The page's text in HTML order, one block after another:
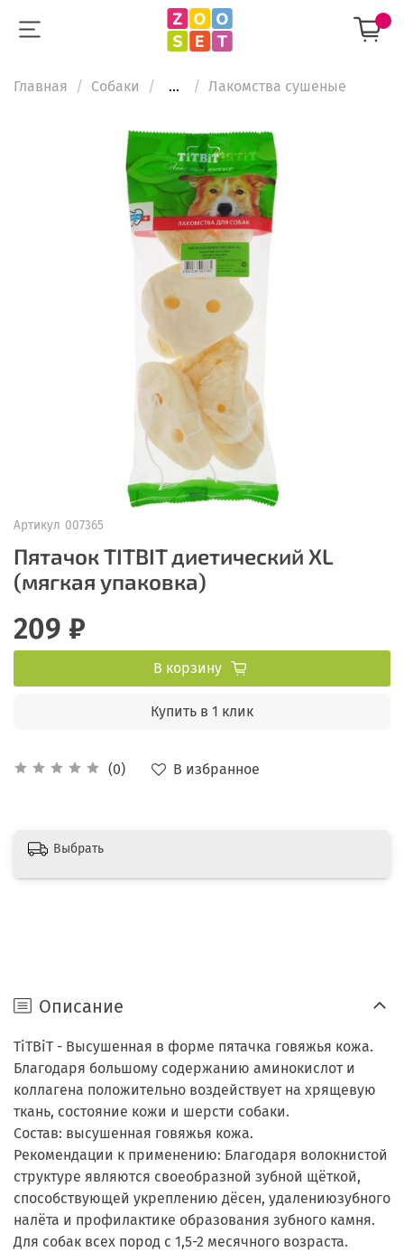
Главная Собаки ... Лакомства сушеные
Артикул 007365
Пятачок TITBIT диетический XL
(мягкая упаковка)
(0) В избранное
209 ₽
В корзину
Купить в 1 клик
Выбрать
Описание
TiTBiT - Высушенная в форме пятачка говяжья кожа.
Благодаря большому содержанию аминокислот и
коллагена положительно воздействует на хрящевую
ткань, состояние кожи и шерсти собаки.
Состав: высушенная говяжья кожа.
Рекомендации к применению: Благодаря волокнистой
структуре являются своеобразной зубной щёткой,
способствующей укреплению дёсен, удалениюзубного
налёта и профилактике образования зубного камня.
Для собак всех пород с 1,5-2 месячного возраста.